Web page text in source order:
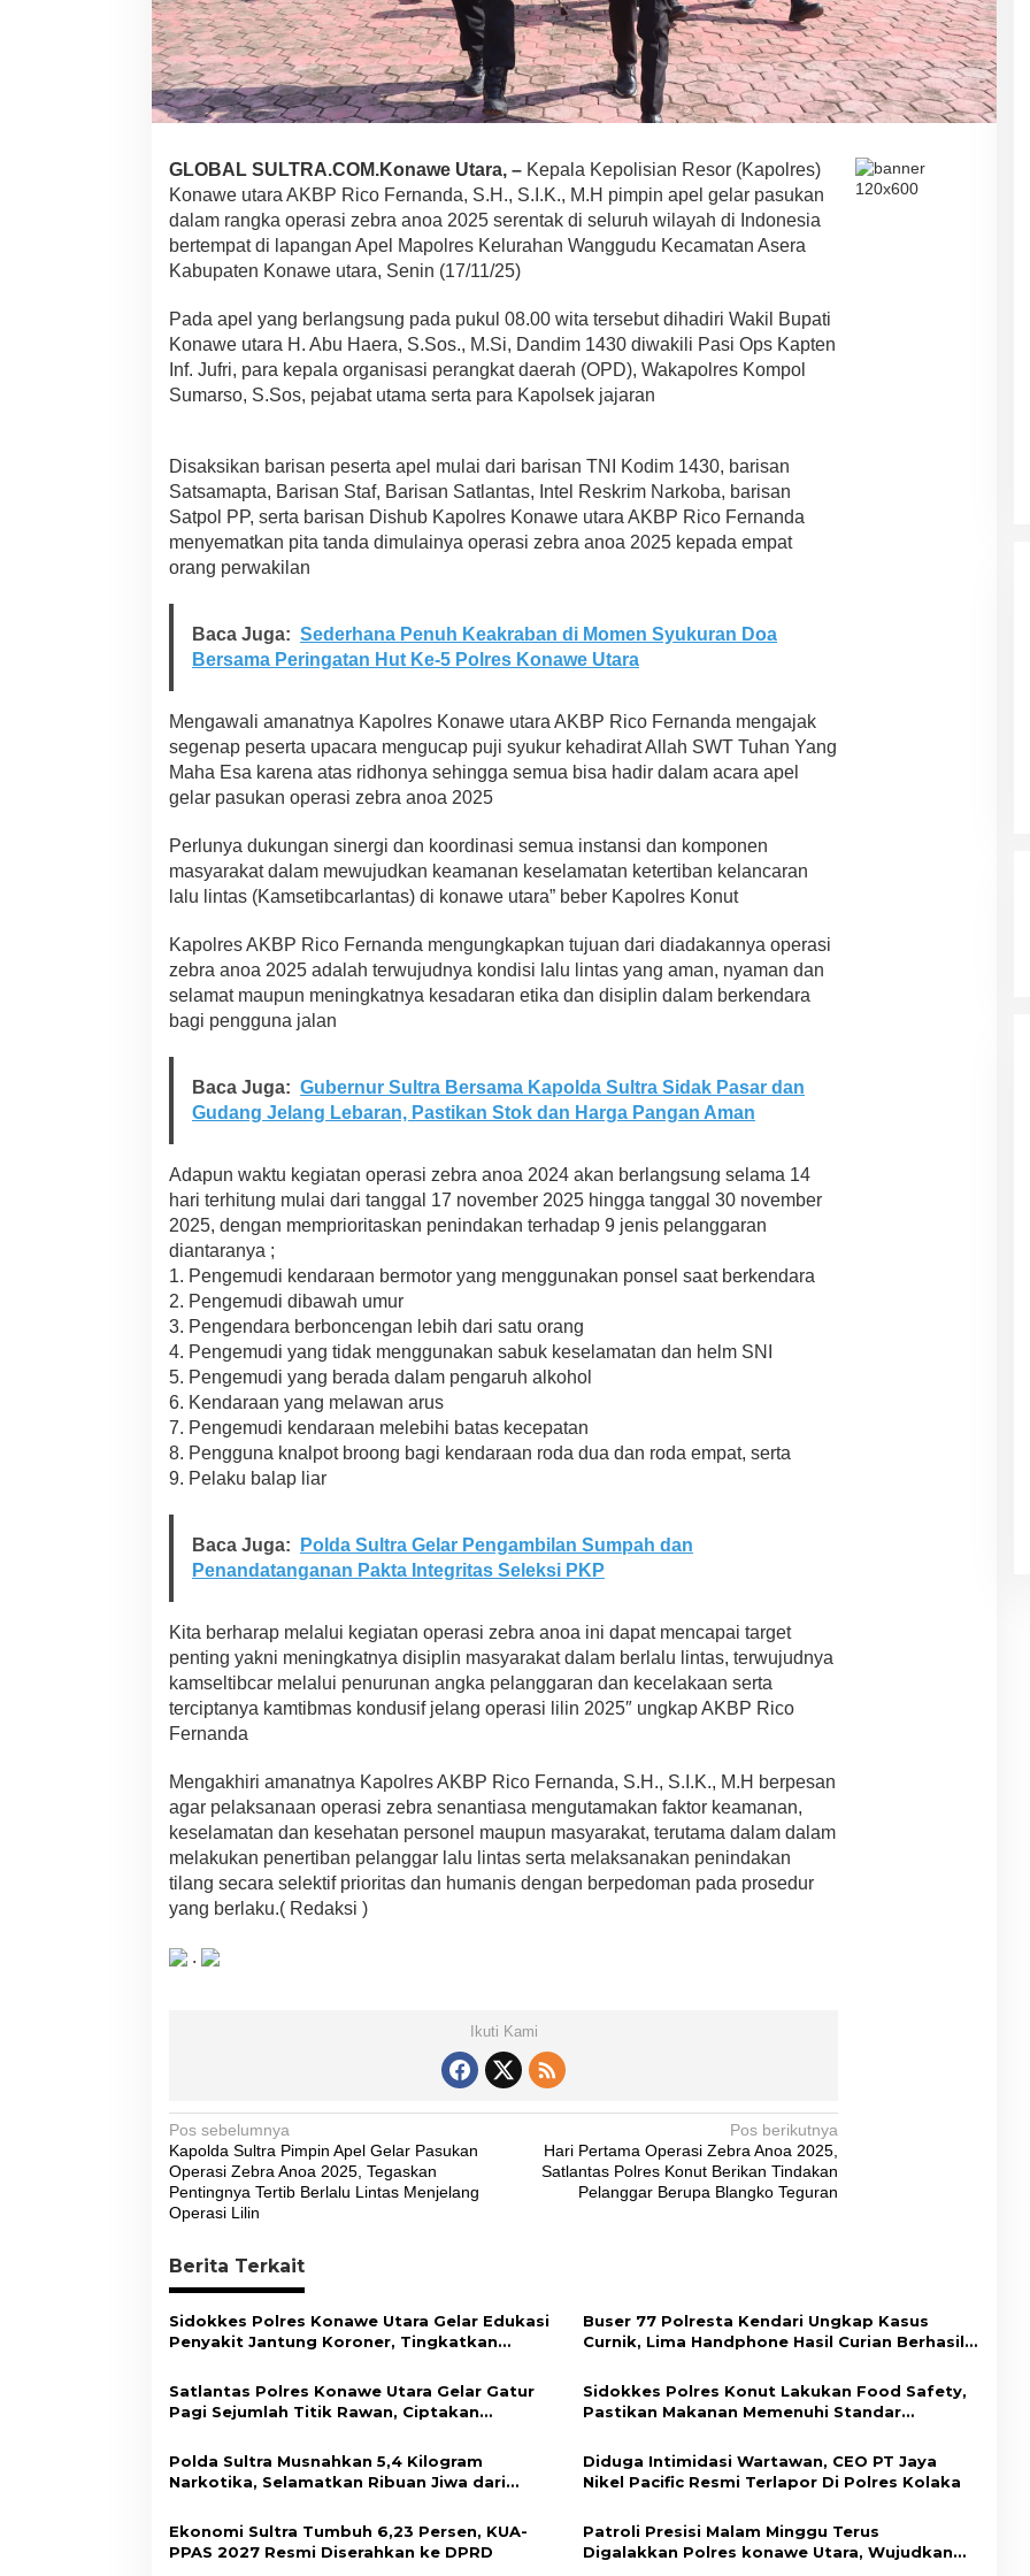
T
e
k
a
n
k
P
e
n
i
n
d
k
a
9
J
i
P
e
l
a
g
r
S
e
c
a
a
S
e
l
k
t
i
f
P
o
i
a
d
a
n
H
m
a
n
i
s
GLOBAL SULTRA.COM.Konawe Utara, – Kepala Kepolisian Resor (Kapolres)
Konawe utara AKBP Rico Fernanda, S.H., S.I.K., M.H pimpin apel gelar pasukan
dalam rangka operasi zebra anoa 2025 serentak di seluruh wilayah di Indonesia
bertempat di lapangan Apel Mapolres Kelurahan Wanggudu Kecamatan Asera
Kabupaten Konawe utara, Senin (17/11/25)
Pada apel yang berlangsung pada pukul 08.00 wita tersebut dihadiri Wakil Bupati
Konawe utara H. Abu Haera, S.Sos., M.Si, Dandim 1430 diwakili Pasi Ops Kapten
Inf. Jufri, para kepala organisasi perangkat daerah (OPD), Wakapolres Kompol
Sumarso, S.Sos, pejabat utama serta para Kapolsek jajaran
Disaksikan barisan peserta apel mulai dari barisan TNI Kodim 1430, barisan
Satsamapta, Barisan Staf, Barisan Satlantas, Intel Reskrim Narkoba, barisan
Satpol PP, serta barisan Dishub Kapolres Konawe utara AKBP Rico Fernanda
menyematkan pita tanda dimulainya operasi zebra anoa 2025 kepada empat
orang perwakilan
Baca Juga: Sederhana Penuh Keakraban di Momen Syukuran Doa
Bersama Peringatan Hut Ke-5 Polres Konawe Utara
Mengawali amanatnya Kapolres Konawe utara AKBP Rico Fernanda mengajak
segenap peserta upacara mengucap puji syukur kehadirat Allah SWT Tuhan Yang
Maha Esa karena atas ridhonya sehingga semua bisa hadir dalam acara apel
gelar pasukan operasi zebra anoa 2025
Perlunya dukungan sinergi dan koordinasi semua instansi dan komponen
masyarakat dalam mewujudkan keamanan keselamatan ketertiban kelancaran
lalu lintas (Kamsetibcarlantas) di konawe utara” beber Kapolres Konut
Kapolres AKBP Rico Fernanda mengungkapkan tujuan dari diadakannya operasi
zebra anoa 2025 adalah terwujudnya kondisi lalu lintas yang aman, nyaman dan
selamat maupun meningkatnya kesadaran etika dan disiplin dalam berkendara
bagi pengguna jalan
Baca Juga: Gubernur Sultra Bersama Kapolda Sultra Sidak Pasar dan
Gudang Jelang Lebaran, Pastikan Stok dan Harga Pangan Aman
Adapun waktu kegiatan operasi zebra anoa 2024 akan berlangsung selama 14
hari terhitung mulai dari tanggal 17 november 2025 hingga tanggal 30 november
2025, dengan memprioritaskan penindakan terhadap 9 jenis pelanggaran
diantaranya ;
1. Pengemudi kendaraan bermotor yang menggunakan ponsel saat berkendara
2. Pengemudi dibawah umur
3. Pengendara berboncengan lebih dari satu orang
4. Pengemudi yang tidak menggunakan sabuk keselamatan dan helm SNI
5. Pengemudi yang berada dalam pengaruh alkohol
6. Kendaraan yang melawan arus
7. Pengemudi kendaraan melebihi batas kecepatan
8. Pengguna knalpot broong bagi kendaraan roda dua dan roda empat, serta
9. Pelaku balap liar
Baca Juga:
Polda Sultra Gelar Pengambilan Sumpah dan
Penandatanganan Pakta Integritas Seleksi PKP
Kita berharap melalui kegiatan operasi zebra anoa ini dapat mencapai target
penting yakni meningkatnya disiplin masyarakat dalam berlalu lintas, terwujudnya
kamseltibcar melalui penurunan angka pelanggaran dan kecelakaan serta
terciptanya kamtibmas kondusif jelang operasi lilin 2025″ ungkap AKBP Rico
Fernanda
Mengakhiri amanatnya Kapolres AKBP Rico Fernanda, S.H., S.I.K., M.H berpesan
agar pelaksanaan operasi zebra senantiasa mengutamakan faktor keamanan,
keselamatan dan kesehatan personel maupun masyarakat, terutama dalam dalam
melakukan penertiban pelanggar lalu lintas serta melaksanakan penindakan
tilang secara selektif prioritas dan humanis dengan berpedoman pada prosedur
yang berlaku.( Redaksi )
.
Ikuti Kami
N
a
v
g
a
s
p
o
s
Pos sebelumnya
Kapolda Sultra Pimpin Apel Gelar Pasukan
Operasi Zebra Anoa 2025, Tegaskan
Pentingnya Tertib Berlalu Lintas Menjelang
Operasi Lilin
Pos berikutnya
Hari Pertama Operasi Zebra Anoa 2025,
Satlantas Polres Konut Berikan Tindakan
Pelanggar Berupa Blangko Teguran
Berita Terkait
Sidokkes Polres Konawe Utara Gelar Edukasi
Penyakit Jantung Koroner, Tingkatkan
Sehat
Buser 77 Polresta Kendari Ungkap Kasus
Curnik, Lima Handphone Hasil Curian Berhasil
Satlantas Polres Konawe Utara Gelar Gatur
Pagi Sejumlah Titik Rawan, Ciptakan
Masyarakat
Sidokkes Polres Konut Lakukan Food Safety,
Pastikan Makanan Memenuhi Standar
Polda Sultra Musnahkan 5,4 Kilogram
Narkotika, Selamatkan Ribuan Jiwa dari
Diduga Intimidasi Wartawan, CEO PT Jaya
Nikel Pacific Resmi Terlapor Di Polres Kolaka
Ekonomi Sultra Tumbuh 6,23 Persen, KUA-
PPAS 2027 Resmi Diserahkan ke DPRD
Patroli Presisi Malam Minggu Terus
Digalakkan Polres konawe Utara, Wujudkan
ASR-HUGUA Berpeluang Besar,
Ini Prediksi Pengamat Politik